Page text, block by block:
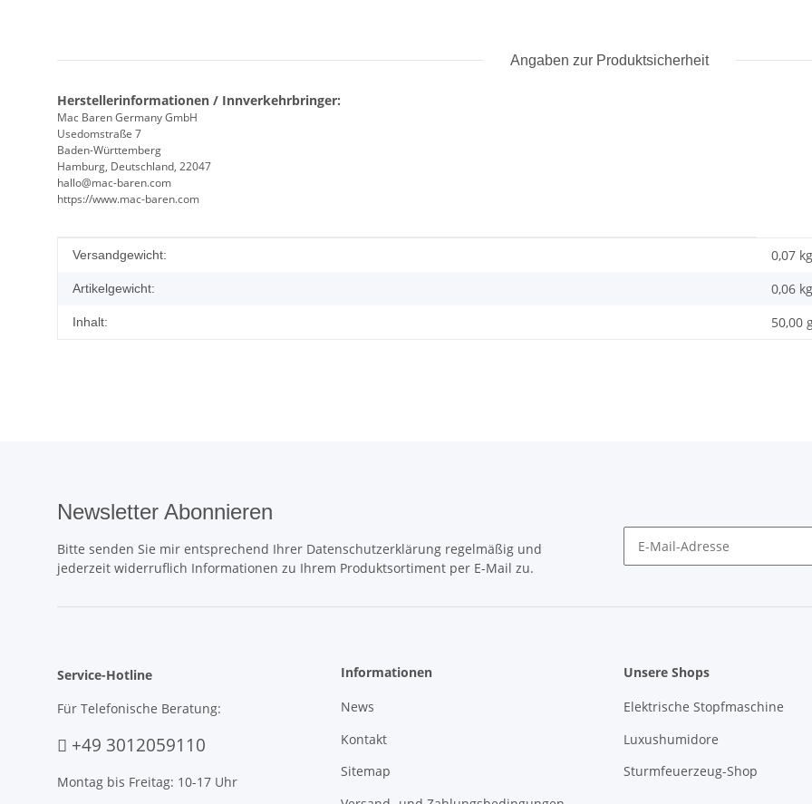
Angaben zur Produktsicherheit
Herstellerinformationen / Innverkehrbringer:
Mac Baren Germany GmbH
Usedomstraße 7
Baden-Württemberg
Hamburg, Deutschland, 22047
hallo@mac-baren.com
https://www.mac-baren.com
Produkteigenschaft
Wert
Versandgewicht: 0,07 kg
Artikelgewicht: 0,06 kg
Inhalt: 50,00
Newsletter Abonnieren
Bitte senden Sie mir entsprechend Ihrer Datenschutzerklärung regelmäßig und
jederzeit widerruflich Informationen zu Ihrem Produktsortiment per E-Mail zu.
Service-Hotline
Für Telefonische Beratung:
+49 3012059110
Montag bis Freitag: 10-17 Uhr
Informationen
News
Kontakt
Sitemap
Unsere Shops
Elektrische Stopfmaschine
Luxushumidore
Sturmfeuerzeug-Shop